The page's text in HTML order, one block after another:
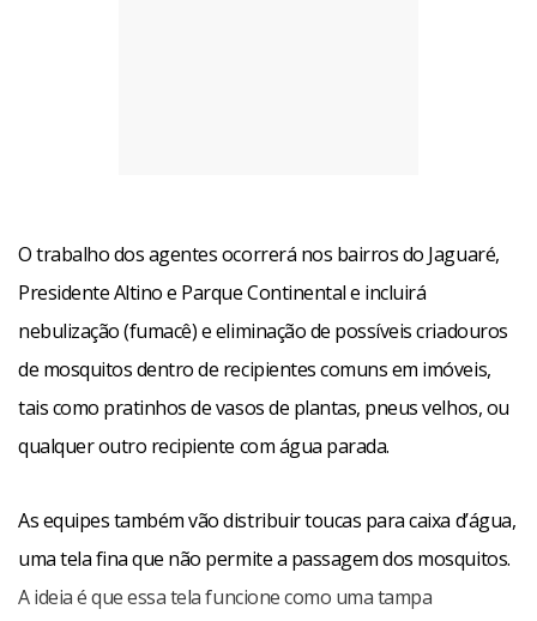
O trabalho dos agentes ocorrerá nos bairros do Jaguaré,
Presidente Altino e Parque Continental e incluirá
nebulização (fumacê) e eliminação de possíveis criadouros
de mosquitos dentro de recipientes comuns em imóveis,
tais como pratinhos de vasos de plantas, pneus velhos, ou
qualquer outro recipiente com água parada.
As equipes também vão distribuir toucas para caixa d’água,
uma tela fina que não permite a passagem dos mosquitos.
A ideia é que essa tela funcione como uma tampa